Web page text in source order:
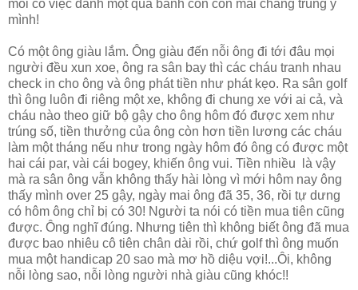
mỗi có việc đánh một quả banh con con mãi chẳng trúng ý
mình!
Có một ông giàu lắm. Ông giàu đến nỗi ông đi tới đâu mọi
người đều xun xoe, ông ra sân bay thì các cháu tranh nhau
check in cho ông và ông phát tiền như phát kẹo. Ra sân golf
thì ông luôn đi riêng một xe, không đi chung xe với ai cả, và
cháu nào theo giữ bộ gậy cho ông hôm đó được xem như
trúng số, tiền thưởng của ông còn hơn tiền lương các cháu
làm một tháng nếu như trong ngày hôm đó ông có được một
hai cái par, vài cái bogey, khiến ông vui. Tiền nhiều là vậy
mà ra sân ông vẫn không thấy hài lòng vì mới hôm nay ông
thấy mình over 25 gậy, ngày mai ông đã 35, 36, rồi tự dưng
có hôm ông chỉ bị có 30! Người ta nói có tiền mua tiên cũng
được. Ông nghĩ đúng. Nhưng tiên thì không biết ông đã mua
được bao nhiêu cô tiên chân dài rồi, chứ golf thì ông muốn
mua một handicap 20 sao mà mơ hồ diệu vợi!...Ôi, không
nỗi lòng sao, nỗi lòng người nhà giàu cũng khóc!!